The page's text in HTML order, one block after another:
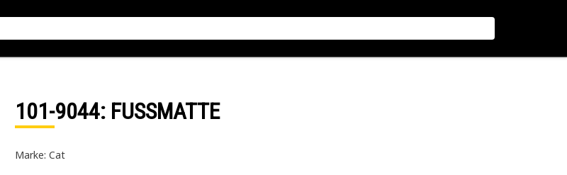
101-9044: FUSSMATTE
Marke: Cat